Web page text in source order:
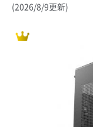
(2026/8/9更新)